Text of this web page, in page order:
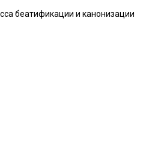
беатификации и канонизации